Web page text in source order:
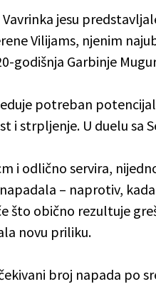
Vavrinka jesu
Vilijams, njenim
godišnja Garbinje
potreban
i strpljenje. U duelu sa
i odlično servira,
– naprotiv,
što obično rezultuje
novu priliku.
broj napada po